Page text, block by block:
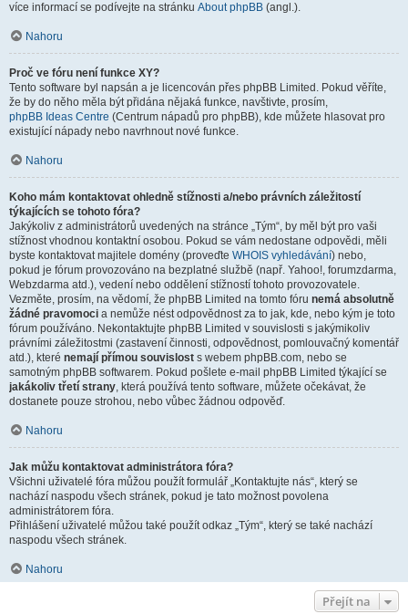
více informací se podívejte na stránku About phpBB (angl.).
Nahoru
Proč ve fóru není funkce XY?
Tento software byl napsán a je licencován přes phpBB Limited. Pokud věříte,
že by do něho měla být přidána nějaká funkce, navštivte, prosím,
phpBB Ideas Centre (Centrum nápadů pro phpBB), kde můžete hlasovat pro
existující nápady nebo navrhnout nové funkce.
Nahoru
Koho mám kontaktovat ohledně stížnosti a/nebo právních záležitostí
týkajících se tohoto fóra?
Jakýkoliv z administrátorů uvedených na stránce „Tým“, by měl být pro vaši
stížnost vhodnou kontaktní osobou. Pokud se vám nedostane odpovědi, měli
byste kontaktovat majitele domény (proveďte WHOIS vyhledávání) nebo,
pokud je fórum provozováno na bezplatné službě (např. Yahoo!, forumzdarma,
Webzdarma atd.), vedení nebo oddělení stížností tohoto provozovatele.
Vezměte, prosím, na vědomí, že phpBB Limited na tomto fóru nemá absolutně
žádné pravomoci a nemůže nést odpovědnost za to jak, kde, nebo kým je toto
fórum používáno. Nekontaktujte phpBB Limited v souvislosti s jakýmikoliv
právními záležitostmi (zastavení činnosti, odpovědnost, pomlouvačný komentář
atd.), které nemají přímou souvislost s webem phpBB.com, nebo se
samotným phpBB softwarem. Pokud pošlete e-mail phpBB Limited týkající se
jakákoliv třetí strany, která používá tento software, můžete očekávat, že
dostanete pouze strohou, nebo vůbec žádnou odpověď.
Nahoru
Jak můžu kontaktovat administrátora fóra?
Všichni uživatelé fóra můžou použít formulář „Kontaktujte nás“, který se
nachází naspodu všech stránek, pokud je tato možnost povolena
administrátorem fóra.
Přihlášení uživatelé můžou také použít odkaz „Tým“, který se také nachází
naspodu všech stránek.
Nahoru
Přejít na